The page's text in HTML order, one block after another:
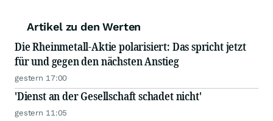
Artikel zu den Werten
Die Rheinmetall-Aktie polarisiert: Das spricht jetzt
für und gegen den nächsten Anstieg
gestern 17:00
'Dienst an der Gesellschaft schadet nicht'
gestern 11:05